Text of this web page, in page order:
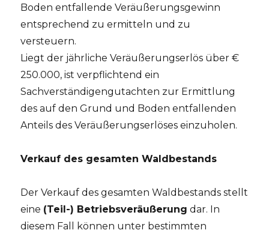
Boden entfallende Veräußerungsgewinn
entsprechend zu ermitteln und zu
versteuern.
Liegt der jährliche Veräußerungserlös über €
250.000, ist verpflichtend ein
Sachverständigengutachten zur Ermittlung
des auf den Grund und Boden entfallenden
Anteils des Veräußerungserlöses einzuholen.
Verkauf des gesamten Waldbestands
Der Verkauf des gesamten Waldbestands stellt
eine (Teil-) Betriebsveräußerung dar. In
diesem Fall können unter bestimmten